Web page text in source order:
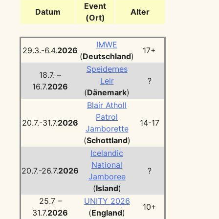
Datum
Event
(Ort)
Alter
29.3.-6.4.2026
IMWE
(Deutschland)
17+
18.7. –
16.7.2026
Speidernes
Leir
(Dänemark)
?
20.7.-31.7.2026
Blair Atholl
Patrol
Jamborette
(Schottland)
14-17
20.7.-26.7.2026
Icelandic
National
Jamboree
(Island)
?
25.7 –
31.7.2026
UNITY 2026
(England)
10+